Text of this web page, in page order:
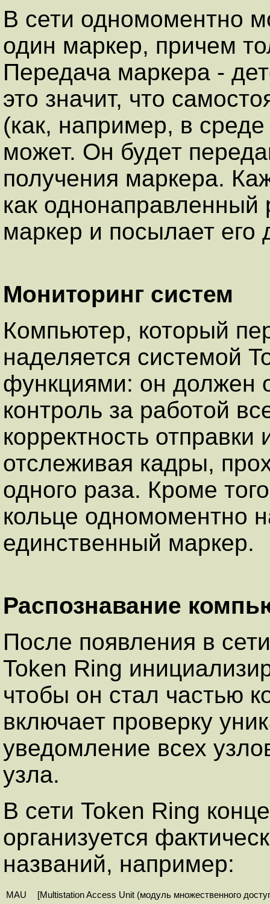
В сети одномоментно
один маркер, причем
Передача маркера -
это значит, что
(как, например, в
может. Он будет
получения маркера.
как однонаправленный
маркер и посылает его
Мониторинг систем
Компьютер, который
наделяется системой
функциями: он должен
контроль за работой
корректность
отслеживая кадры,
одного раза. Кроме
кольце одномоментно
единственный маркер.
Распознавание
После появления в
Token Ring
чтобы он стал частью
включает проверку
уведомление всех
узла.
В сети Token Ring
организуется
названий, например:
MAU
[Multistation Access Unit (модуль множественного